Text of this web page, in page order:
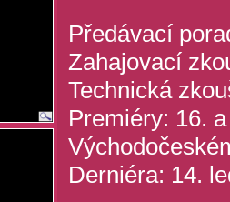
Předávací
Zahajovací
Technická
Premiéry: 16.
Derniéra: 14.